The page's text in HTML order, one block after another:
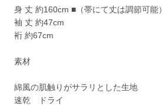
身 丈 約160cm ■（帯にて丈は調節可能）
袖 丈 約47cm
裄 約67cm
素材
綿風の肌触りがサラリとした生地
速乾 ドライ